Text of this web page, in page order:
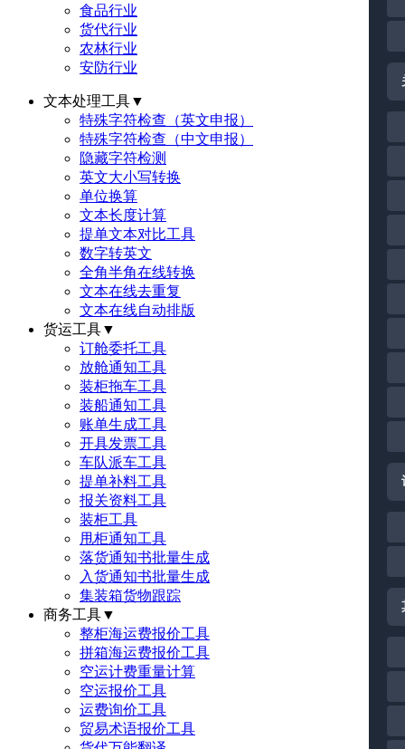
食品行业
货代行业
农林行业
安防行业
文本处理工具▼
特殊字符检查（英文申报）
特殊字符检查（中文申报）
隐藏字符检测
英文大小写转换
单位换算
文本长度计算
提单文本对比工具
数字转英文
全角半角在线转换
文本在线去重复
文本在线自动排版
货运工具▼
订舱委托工具
放舱通知工具
装柜拖车工具
装船通知工具
账单生成工具
开具发票工具
车队派车工具
提单补料工具
报关资料工具
装柜工具
甩柜通知工具
落货通知书批量生成
入货通知书批量生成
集装箱货物跟踪
商务工具▼
整柜海运费报价工具
拼箱海运费报价工具
空运计费重量计算
空运报价工具
运费询价工具
贸易术语报价工具